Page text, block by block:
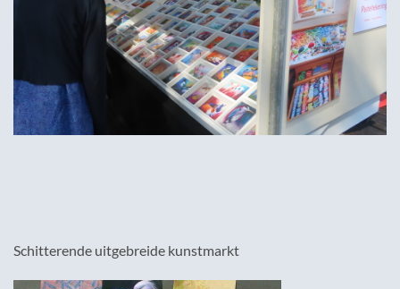
Schitterende uitgebreide kunstmarkt